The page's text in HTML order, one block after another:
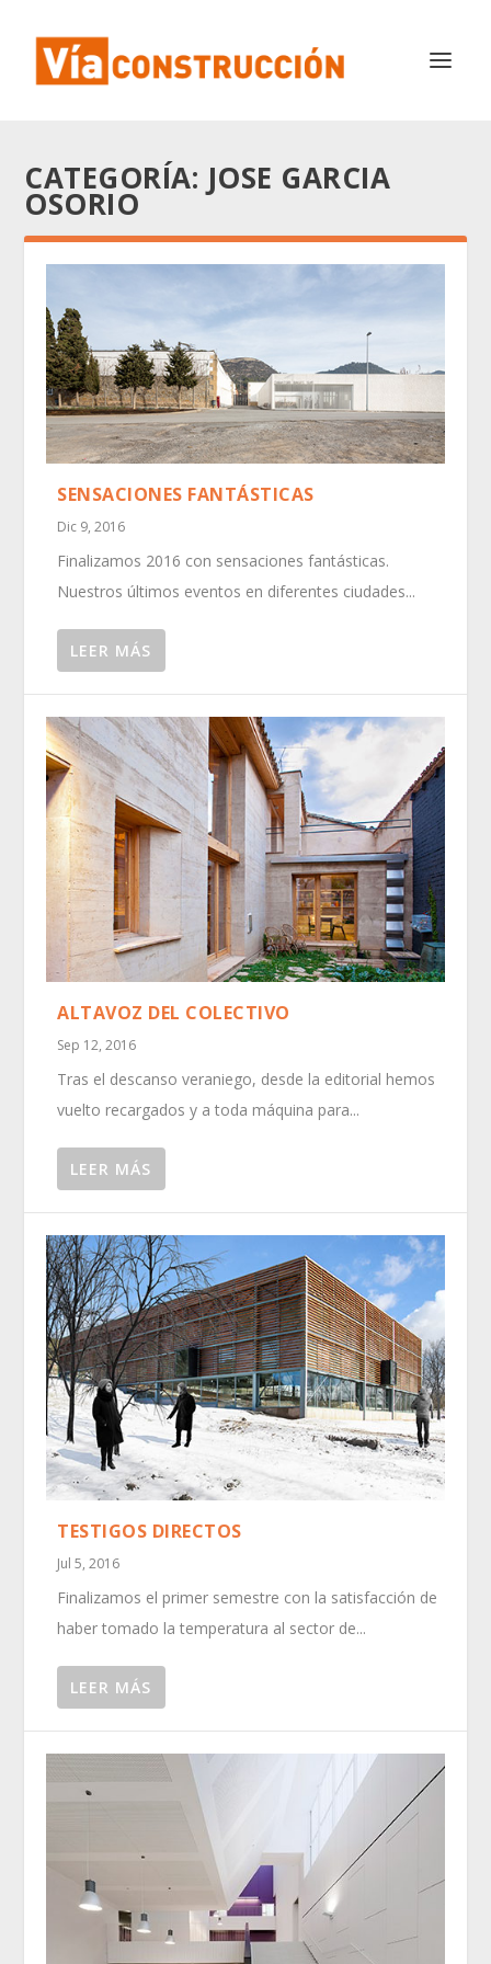
CATEGORÍA: JOSE GARCIA
OSORIO
SENSACIONES FANTÁSTICAS
Dic 9, 2016
Finalizamos 2016 con sensaciones fantásticas.
Nuestros últimos eventos en diferentes ciudades...
LEER MÁS
ALTAVOZ DEL COLECTIVO
Sep 12, 2016
Tras el descanso veraniego, desde la editorial hemos
vuelto recargados y a toda máquina para...
LEER MÁS
TESTIGOS DIRECTOS
Jul 5, 2016
Finalizamos el primer semestre con la satisfacción de
haber tomado la temperatura al sector de...
LEER MÁS